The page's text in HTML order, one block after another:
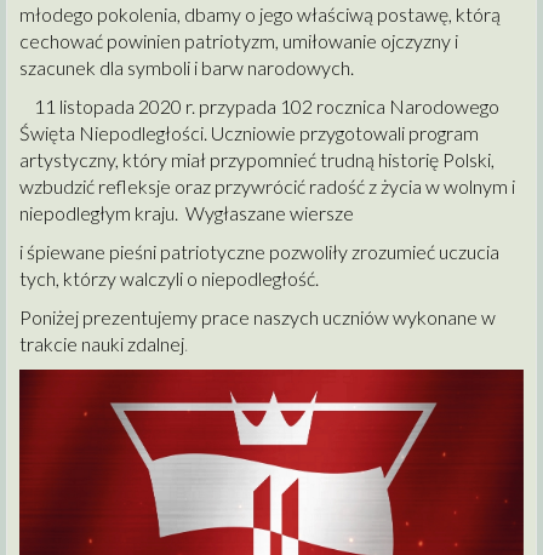
młodego pokolenia, dbamy o jego właściwą postawę, którą
cechować powinien patriotyzm, umiłowanie ojczyzny i
szacunek dla symboli i barw narodowych.
11 listopada 2020 r. przypada 102 rocznica Narodowego
Święta Niepodległości. Uczniowie przygotowali program
artystyczny, który miał przypomnieć trudną historię Polski,
wzbudzić refleksje oraz przywrócić radość z życia w wolnym i
niepodległym kraju. Wygłaszane wiersze
i śpiewane pieśni patriotyczne pozwoliły zrozumieć uczucia
tych, którzy walczyli o niepodległość.
Poniżej prezentujemy prace naszych uczniów wykonane w
trakcie nauki zdalnej